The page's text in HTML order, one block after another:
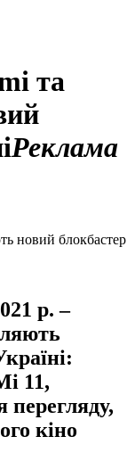
та
Реклама
р. –
11,
перегляду,
кіно